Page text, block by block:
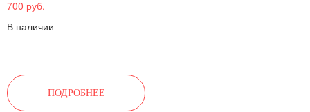
700 руб.
В наличии
ПОДРОБНЕЕ